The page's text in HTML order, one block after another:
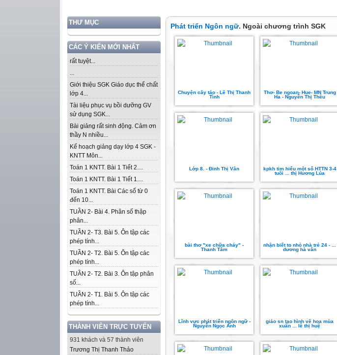
THƯ MỤC
CÁC Ý KIẾN MỚI NHẤT
rất tuyệt...
...
Giới thiệu SGK Giáo dục thể chất
lớp 4...
Tài liệu phục vụ bồi dưỡng GV
sử dụng SGK...
Bài giảng rất sinh động. Cảm ơn
thầy N nhiều...
Kế hoạch giảng dạy lớp 4 SGK -
KNTT Môn...
Toán 1 KNTT. Bài 1 Tiết 2....
Toán 1 KNTT. Bài 1 Tiết 1....
Toán 1 KNTT. Bài Các số từ 0
đến 10...
TUẦN 2- Bài 4. Phân số thập
phân...
TUẦN 2- T3. Bài 5. Ôn tập các
phép tính...
TUẦN 2- T2. Bài 5. Ôn tập các
phép tính...
TUẦN 2- T2. Bài 3. Ôn tập phân
số...
TUẦN 2- T1. Bài 5. Ôn tập các
phép tính...
THÀNH VIÊN TRỰC TUYẾN
931 khách và 57 thành viên
Trương Thị Thanh Thảo
Phát triển Ngôn ngữ. Ngoài chương trình SGK
Chuyện cây táo - Lê Thị Thanh
Tình
Thơ- Be ngoan- Hue- MN Trung
Ha - Nguyễn Thị Thêu
Lớp 8. - Đinh Thị Vân
kpkh tim hiểu một số HTTN 3-4
tuôi ... thị Hương Lúa
bài thơ "xe chữa cháy" -
Thanh Tâm
nhận biết to nhỏ nhà trẻ 24 - ...
dương hà vân
Lĩnh vực phát triển ngôn ngữ -
Nguyễn Ngọc Ánh
giáo sn tạo hình vẽ hoa mùa
xuân ... lê thị huệ